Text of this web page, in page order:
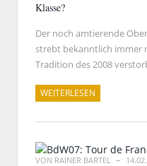
Klasse?
Der noch amtierende
strebt bekanntlich immer
Tradition des 2008
WEITERLESEN
VON RAINER BARTEL